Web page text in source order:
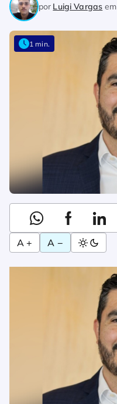
por Luigi Vargas em
1 min.
A + A −